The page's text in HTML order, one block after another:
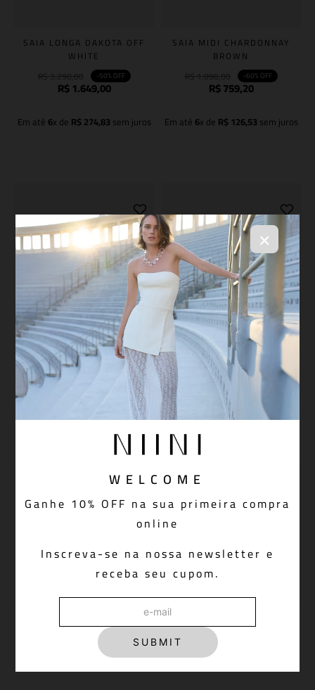
×
WELCOME
Ganhe 10% OFF na sua primeira compra
online
Inscreva-se na nossa newsletter e
receba seu cupom.
SUBMIT
SAIA LONGA DAKOTA OFF
WHITE
R$3.298,00 -50% OFF
R$1.649,00
Em até 6x de R$274,83 sem juros
SAIA MIDI CHARDONNAY
BROWN
R$1.898,00 -60% OFF
R$759,20
Em até 6x de R$126,53 sem juros
MINI SAIA GRETA OFF WHITE
R$ 1.398,00 -60% OFF
R$559 20
Em até sem juros
Adicionar à sacola
SAIA LONGA STEFF PAETÊ
.598 ,00 50% OFF
R$1.299,00
Em até R$216 sem juros
Adicionar à sacola
ORGANIC MINT
70% R$1.698